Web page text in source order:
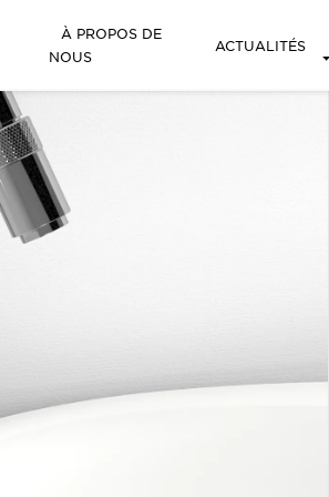
À PROPOS DE
NOUS
ACTUALITÉS